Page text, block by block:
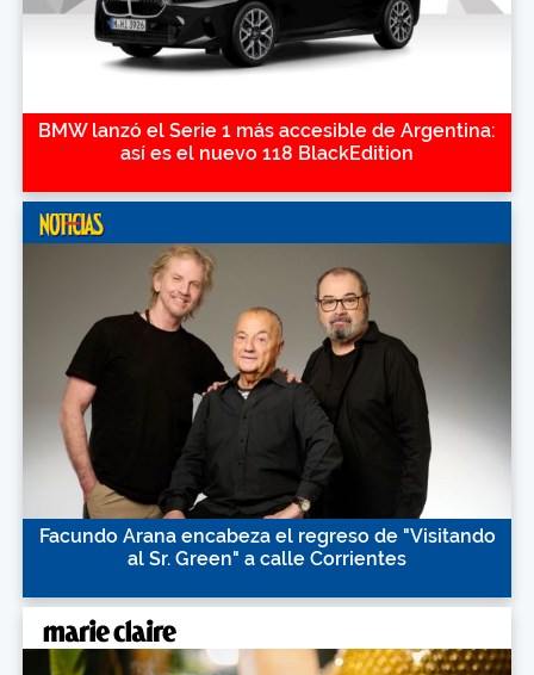
BMW lanzó el Serie 1 más accesible de Argentina:
así es el nuevo 118 BlackEdition
Facundo Arana encabeza el regreso de "Visitando
al Sr. Green" a calle Corrientes